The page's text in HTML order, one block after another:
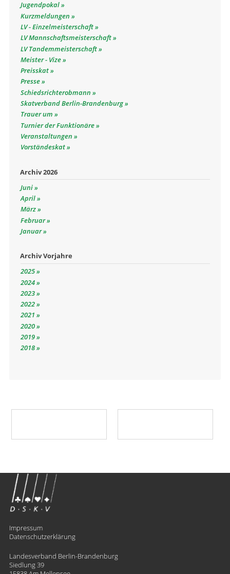
Jugendpokal
Kurzmeldungen
LV - Einzelmeisterschaft
LV Mannschaftsmeisterschaft
LV Tandemmeisterschaft
Meister - Vize
Preisskat
Presse
Schiedsrichterobmann
Skatverband Berlin-Brandenburg
Trauer um
Turnier der Funktionäre
Veranstaltungen
Vorständeskat
Archiv 2026
Juni
April
März
Februar
Januar
Archiv Vorjahre
2025
2024
2023
2022
2021
2020
2019
2018
Impressum
Datenschutzerklärung
Landesverband Berlin-Brandenburg
Siedlung 39